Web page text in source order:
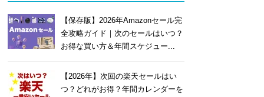
【保存版】2026年Amazonセール完
全攻略ガイド｜次のセールはいつ？
お得な買い方＆年間スケジュー...
【2026年】次回の楽天セールはい
つ？どれがお得？年間カレンダーを